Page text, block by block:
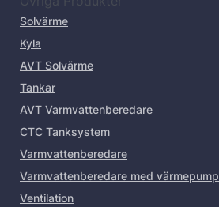
Solvärme
Kyla
AVT Solvärme
Tankar
AVT Varmvattenberedare
CTC Tanksystem
Varmvattenberedare
Varmvattenberedare med värmepump
Ventilation